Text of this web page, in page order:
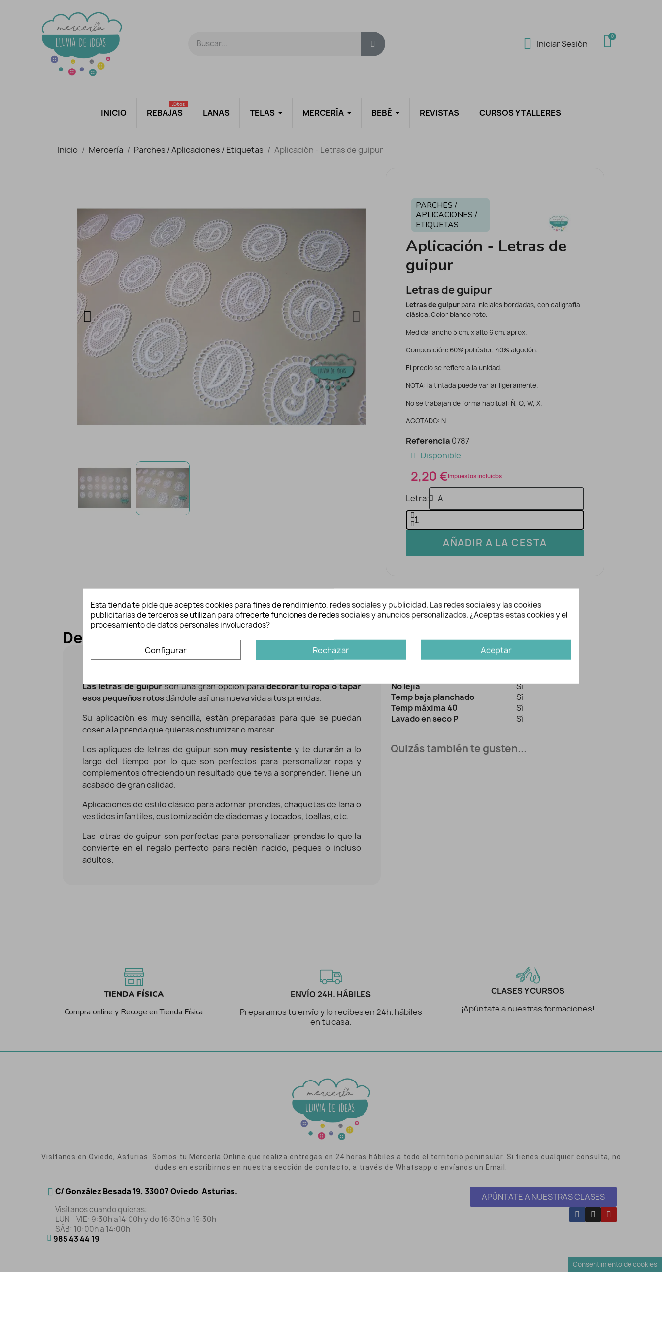
Iniciar Sesión
INICIO REBAJAS
.dtos
LANAS TELAS MERCERÍA BEBÉ REVISTAS CURSOS Y TALLERES
Inicio Mercería Parches / Aplicaciones / Etiquetas Aplicación - Letras de guipur
PARCHES /
APLICACIONES /
ETIQUETAS
Aplicación - Letras de
guipur
Letras de guipur
Letras de guipur para iniciales bordadas, con caligrafía
clásica. Color blanco roto.
Medida: ancho 5 cm. x alto 6 cm. aprox.
Composición: 60% poliéster, 40% algodón.
El precio se refiere a la unidad.
NOTA: la tintada puede variar ligeramente.
No se trabajan de forma habitual: Ñ, Q, W, X.
AGOTADO: N
Referencia 0787
Disponible
2,20 €Impuestos incluidos
Letra
AÑADIR A LA CESTA
Descripción y detalles
Las letras de guipurson una gran opción paradecorar tu ropa o tapar
esos pequeños rotosdándole así una nueva vida a tus prendas.
Su aplicación es muy sencilla, están preparadas para que se puedan
coser a la prenda que quieras costumizar o marcar.
Los apliques de letras de guipur son muy resistente y te durarán a lo
largo del tiempo por lo que son perfectos para personalizar ropa y
complementos ofreciendo un resultado que te va a sorprender. Tiene un
acabado de gran calidad.
Aplicaciones de estilo clásico para adornar prendas, chaquetas de lana o
vestidos infantiles, customización de diademas y tocados, toallas, etc.
Las letras de guipur son perfectas para personalizar prendas lo que la
convierte en el regalo perfecto para recién nacido, peques o incluso
adultos.
Información adicional
No lejía
Sí
Temp baja planchado
Sí
Temp máxima 40
Sí
Lavado en seco P
Sí
Quizás también te gusten...
TIENDA FÍSICA
Compra online y Recoge en Tienda Física
ENVÍO 24H. HÁBILES
Preparamos tu envío y lo recibes en 24h. hábiles
en tu casa.
CLASES Y CURSOS
¡Apúntate a nuestras formaciones!
Visítanos en Oviedo, Asturias. Somos tu Mercería Online que realiza entregas en 24 horas hábiles a todo el territorio peninsular. Si tienes cualquier consulta, no
dudes en escribirnos en nuestra sección de contacto, a través de Whatsapp o envíanos un Email.
C/ González Besada 19, 33007 Oviedo, Asturias.
Visítanos cuando quieras:
LUN - VIE: 9:30h a14:00h y de 16:30h a 19:30h
SÁB: 10:00h a 14:00h
985 43 44 19
APÚNTATE A NUESTRAS CLASES
Esta tienda te pide que aceptes cookies para fines de rendimiento, redes sociales y publicidad. Las redes sociales y las cookies
publicitarias de terceros se utilizan para ofrecerte funciones de redes sociales y anuncios personalizados. ¿Aceptas estas cookies y el
procesamiento de datos personales involucrados?
Configurar Rechazar Aceptar
Consentimiento de cookies